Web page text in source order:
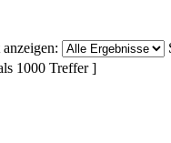
1000 Treffer ]